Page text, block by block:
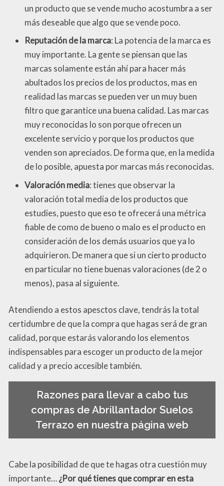
un producto que se vende mucho acostumbra a ser
más deseable que algo que se vende poco.
Reputación de la marca: La potencia de la marca es
muy importante. La gente se piensan que las
marcas solamente están ahí para hacer más
abultados los precios de los productos, mas en
realidad las marcas se pueden ver un muy buen
filtro que garantice una buena calidad. Las marcas
muy reconocidas lo son porque ofrecen un
excelente servicio y porque los productos que
venden son apreciados. De forma que, en la medida
de lo posible, apuesta por marcas más reconocidas.
Valoración media: tienes que observar la
valoración total media de los productos que
estudies, puesto que eso te ofrecerá una métrica
fiable de como de bueno o malo es el producto en
consideración de los demás usuarios que ya lo
adquirieron. De manera que si un cierto producto
en particular no tiene buenas valoraciones (de 2 o
menos), pasa al siguiente.
Atendiendo a estos apesctos clave, tendrás la total
certidumbre de que la compra que hagas será de gran
calidad, porque estarás valorando los elementos
indispensables para escoger un producto de la mejor
calidad y a precio accesible también.
Razones para llevar a cabo tus
compras de Abrillantador Suelos
Terrazo en nuestra página web
Cabe la posibilidad de que te hagas otra cuestión muy
importante…¿Por qué tienes que comprar en esta